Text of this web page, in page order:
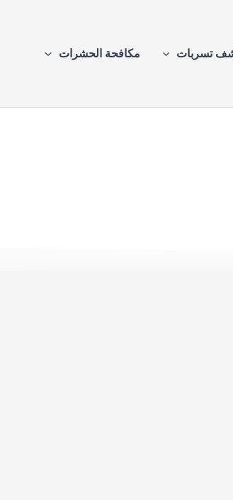
تسربات مكافحة الحشرات